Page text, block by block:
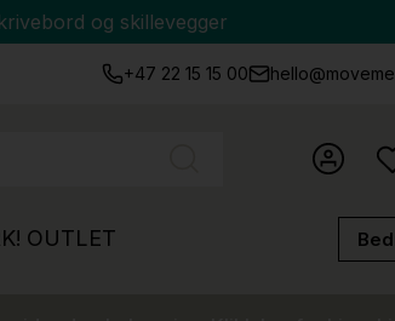
og skillevegger
+47 22 15 15 00
OUTLET